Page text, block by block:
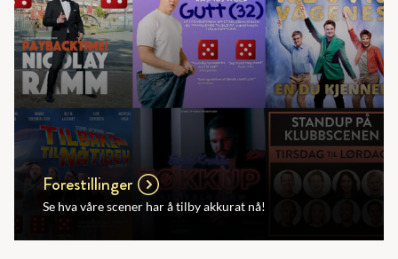
Forestillinger
Se hva våre scener har å tilby akkurat nå!